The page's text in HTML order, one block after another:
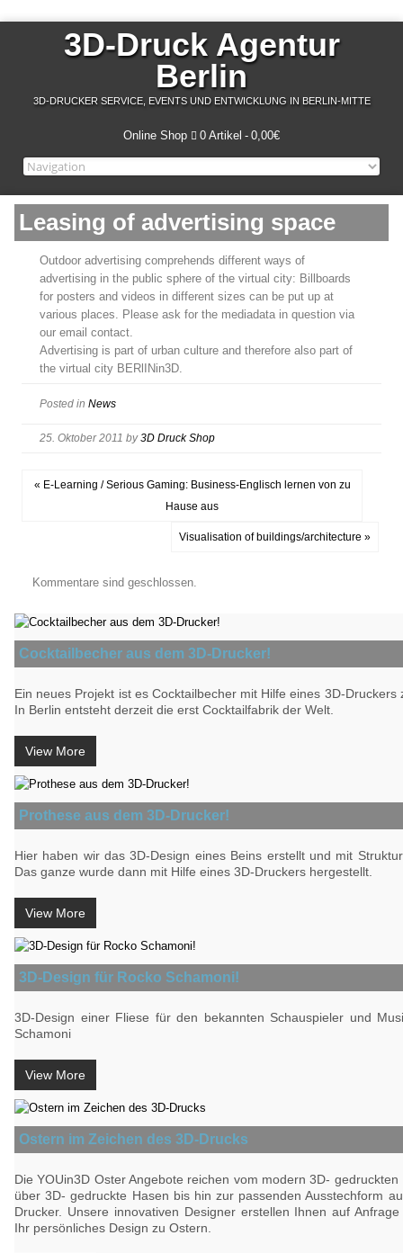
3D-Druck Agentur
Berlin
3D-DRUCKER SERVICE, EVENTS UND ENTWICKLUNG IN BERLIN-MITTE
Online Shop 0 Artikel 0,00€
Leasing of advertising space
Outdoor advertising comprehends different ways of
advertising in the public sphere of the virtual city: Billboards
for posters and videos in different sizes can be put up at
various places. Please ask for the mediadata in question via
our email contact.
Advertising is part of urban culture and therefore also part of
the virtual city BERlINin3D.
Posted in News
25. Oktober 2011 by3D Druck Shop
« E-Learning / Serious Gaming: Business-Englisch lernen von zu
Hause aus
Visualisation of buildings/architecture »
Kommentare sind geschlossen.
Cocktailbecher aus dem 3D-Drucker!
Ein neues Projekt ist es Cocktailbecher mit Hilfe eines 3D-Druckers
In Berlin entsteht derzeit die erst Cocktailfabrik der Welt.
View More
Prothese aus dem 3D-Drucker!
Hier haben wir das 3D-Design eines Beins erstellt und mit
Das ganze wurde dann mit Hilfe eines 3D-Druckers hergestellt.
View More
3D-Design für Rocko Schamoni!
3D-Design einer Fliese für den bekannten Schauspieler und
Schamoni
View More
Ostern im Zeichen des 3D-Drucks
Die YOUin3D Oster Angebote reichen vom modern 3D- gedruckten
über 3D- gedruckte Hasen bis hin zur passenden Ausstechform
Drucker. Unsere innovativen Designer erstellen Ihnen auf
Ihr persönliches Design zu Ostern.